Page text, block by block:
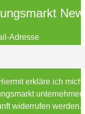
Adresse
erkläre ich
widerrufen werden.